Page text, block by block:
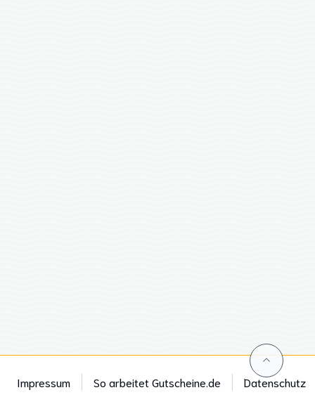
Impressum So arbeitet Gutscheine.de Datenschutz